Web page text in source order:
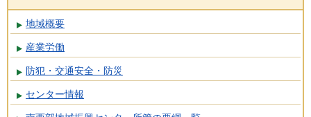
地域概要
産業労働
防犯・交通安全・防災
センター情報